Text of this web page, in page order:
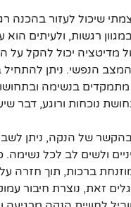
שיכול לעזור בהכנה
רגשות, ולעיתים הוא
מדיטציה יכול להקל על
המצב הנפשי. ניתן
בנשימה
נוכחות ורוגע, דבר
בהקשר של הנקה, ניתן
ולשים לב לכל
ברכות, תוך חזרה
זאת, נוצרת חיבור עמוק